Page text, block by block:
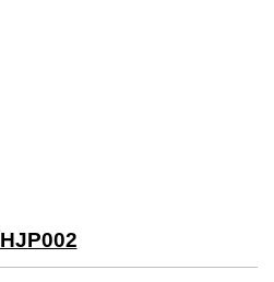
HJP002